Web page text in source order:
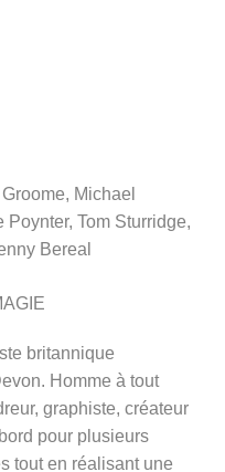
Michael
Tom Sturridge,
Bereal
britannique
Homme à tout
graphiste, créateur
pour plusieurs
tout en réalisant une